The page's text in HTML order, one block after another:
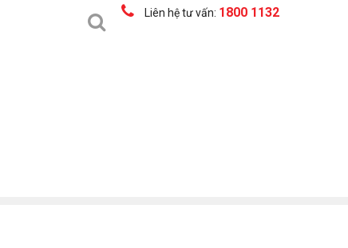
Liên hệ tư vấn: 1800 1132